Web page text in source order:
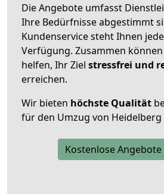
Die Angebote umfasst
Ihre Bedürfnisse abgestimmt
Kundenservice steht Ihnen
Verfügung. Zusammen
helfen, Ihr Ziel stressfrei und
erreichen.
Wir bieten höchste Qualität
für den Umzug von Heidelberg
Kostenlose